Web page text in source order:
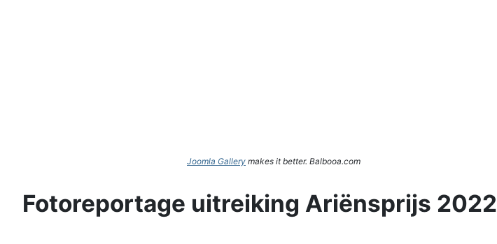
Joomla Gallery makes it better. Balbooa.com
Fotoreportage uitreiking Ariënsprijs 2022